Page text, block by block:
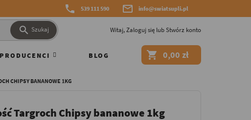
 539 111 590  info@swiatsupli.pl
 Szukaj Witaj,Zaloguj się lubStwórz konto
PRODUCENCI BLOG  0,00 zł
CHIPSY BANANOWE 1KG
Targroch Chipsy bananowe 1kg